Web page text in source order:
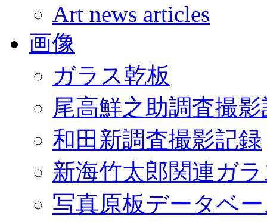
Art news articles
画像
ガラス乾板
尾高鮮之助調査撮
和田新調査撮影記録
新海竹太郎関連ガ
写真原板データベ